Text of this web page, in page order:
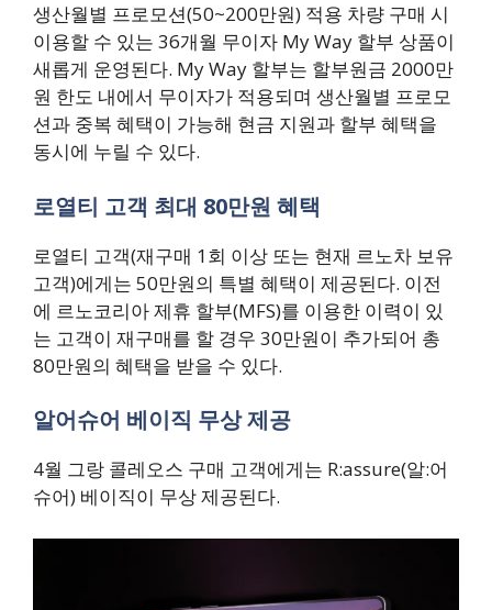
생산월별 프로모션(50~200만원) 적용 차량 구매 시
이용할 수 있는 36개월 무이자 My Way 할부 상품이
새롭게 운영된다. My Way 할부는 할부원금 2000만
원 한도 내에서 무이자가 적용되며 생산월별 프로모
션과 중복 혜택이 가능해 현금 지원과 할부 혜택을
동시에 누릴 수 있다.
로열티 고객 최대 80만원 혜택
로열티 고객(재구매 1회 이상 또는 현재 르노차 보유
고객)에게는 50만원의 특별 혜택이 제공된다. 이전
에 르노코리아 제휴 할부(MFS)를 이용한 이력이 있
는 고객이 재구매를 할 경우 30만원이 추가되어 총
80만원의 혜택을 받을 수 있다.
알어슈어 베이직 무상 제공
4월 그랑 콜레오스 구매 고객에게는 R:assure(알:어
슈어) 베이직이 무상 제공된다.